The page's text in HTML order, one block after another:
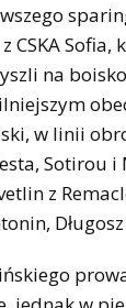
CSKA Sofia,
na boisko
w linii
Sotirou i
z